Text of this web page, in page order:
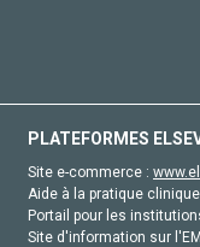
PLATEFORMES
Site e-commerce :
Aide à la pratique
Portail pour les
Site d'information sur